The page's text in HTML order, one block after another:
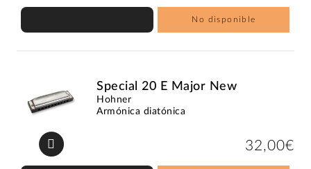
No disponible
Special 20 E Major New
Hohner
Armónica diatónica
32,00€